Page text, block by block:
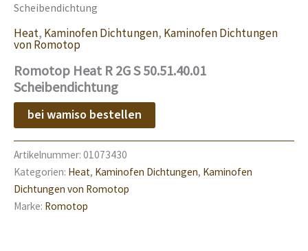
Scheibendichtung
Heat, Kaminofen Dichtungen, Kaminofen Dichtungen
von Romotop
Romotop Heat R 2G S 50.51.40.01
Scheibendichtung
bei wamiso bestellen
Artikelnummer: 01073430
Kategorien: Heat, Kaminofen Dichtungen, Kaminofen
Dichtungen von Romotop
Marke: Romotop